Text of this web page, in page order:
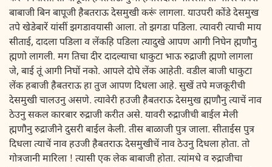
बाबाजी बिन बापूजी हैबतराऊ देसमुखी करूं लागला. याउपरी कोंडे देसमुख
तपे खेडेबारें यांसीं झगडावयासी आला. तो झगडा पडिला. त्यावरी त्याची माय
सीताई, दादला पडिला व लेंकहि पडिला त्यादुखे आपण आगी निघेन ह्मणौनु
ह्मणो लागली. मग तिचा दीर दादल्याचा धाकुटा भाऊ रुद्राजी ह्मणो लागला
जे, बाई तूं आगी निघों नको. आपले दोघे लेंक आहेती. वडील बाजी धाकुटा
लेंक हबाजी हैबतराऊ हा तुज आपण दिधला आहे. सुखें तपे मजकूरीची
देसमुखी चालउनु असणे. त्यावेरी हउजी हैबतराऊ देसमुख ह्मणौनु त्याचें नाव
ठेउनु सकल कारबार रुद्राजी करीत असे. यावरी रुद्राजीची बाईल मेली
ह्मणौनु रुद्राजीने दुसरी बाईल केली. तीस बाळाजी पुत्र जाला. सीताईस पुत्र
दिधला त्याचें नाव हउजी हैबतराऊ देसमुखीचें नाव ठेउनु दिधला होता. तो
गोत्रजानी मारिला ! त्यासी एक लेक बाबाजी होता. त्यांमधे व रुद्राजीचा